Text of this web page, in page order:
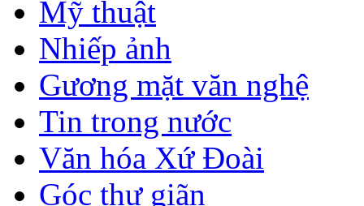
Mỹ thuật
Nhiếp ảnh
Gương mặt văn nghệ
Tin trong nước
Văn hóa Xứ Đoài
Góc thư giãn